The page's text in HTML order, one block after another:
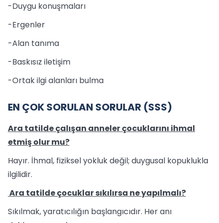
-Duygu konuşmaları
-Ergenler
-Alan tanıma
-Baskısız iletişim
-Ortak ilgi alanları bulma
EN ÇOK SORULAN SORULAR (SSS)
Ara tatilde çalışan anneler çocuklarını ihmal
etmiş olur mu?
Hayır. İhmal, fiziksel yokluk değil; duygusal kopuklukla
ilgilidir.
Ara tatilde çocuklar sıkılırsa ne yapılmalı?
Sıkılmak, yaratıcılığın başlangıcıdır. Her anı